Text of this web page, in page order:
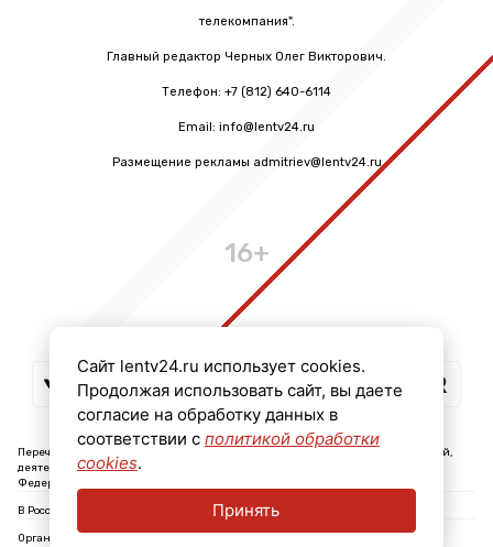
телекомпания".
Главный редактор Черных Олег Викторович.
Телефон: +7 (812) 640-6114
Email: info@lentv24.ru
Размещение рекламы admitriev@lentv24.ru
16+
Перечень иностранных и международных неправительственных организаций,
деятельность которых признана нежелательной на территории Российской
Федерации: ↓
В России признаны экстремистскими и запрещены организации: ↓
Организации, СМИ и физические лица, признанные в России иностранными
Сайт lentv24.ru использует cookies.
Продолжая использовать сайт, вы даете
согласие на обработку данных в
соответствии с политикой обработки
cookies.
Принять